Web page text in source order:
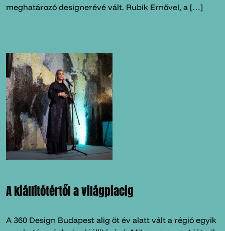
meghatározó designerévé vált. Rubik Ernővel, a […]
A kiállítótértől a világpiacig
A 360 Design Budapest alig öt év alatt vált a régió egyik